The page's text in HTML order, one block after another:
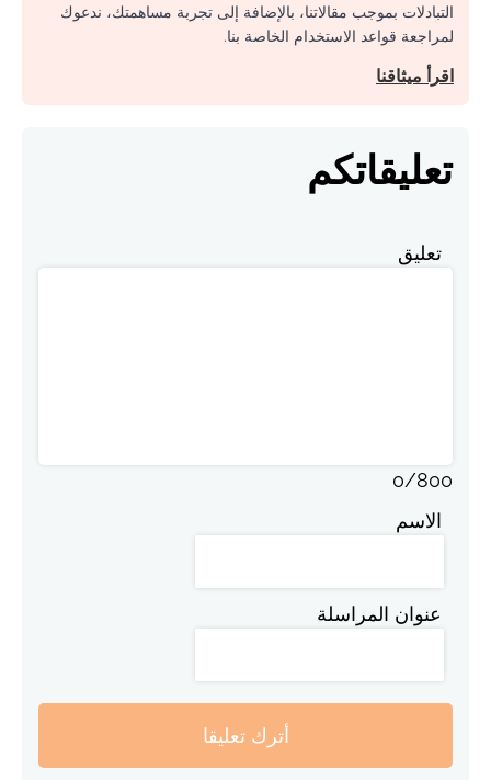
التبادلات بموجب مقالاتنا، بالإضافة إلى تجربة مساهمتك، ندعوك
لمراجعة قواعد الاستخدام الخاصة بنا.
اقرأ ميثاقنا
تعليقاتكم
تعليق
0/800
الاسم
عنوان المراسلة
أترك تعليقا